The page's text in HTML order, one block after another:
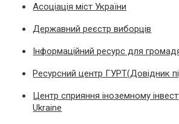
Асоціація міст України
Державний реєстр виборців
Інформаційний ресурс для
Ресурсний центр ГУРТ(Довідник
Центр сприяння іноземному
Ukraine